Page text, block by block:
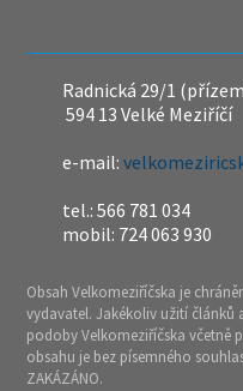
Radnická 29/1
594 13 Velké Meziříčí
e-mail:
tel.: 566 781 034
mobil: 724 063 930
Obsah Velkomeziříčska je
vydavatel. Jakékoliv užití článků
podoby Velkomeziříčska včetně
obsahu je bez písemného
ZAKÁZÁNO.